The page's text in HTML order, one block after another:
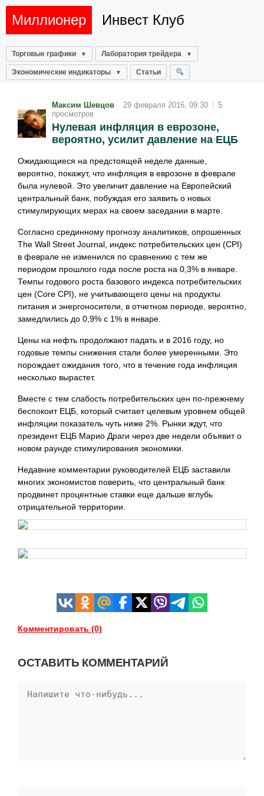
Миллионер Инвест Клуб
Торговые графики Лаборатория трейдера
Экономические индикаторы Статьи
Максим Шевцов 29 февраля 2016, 09:30
5
просмотров
Нулевая инфляция в еврозоне,
вероятно, усилит давление на ЕЦБ
Ожидающиеся на предстоящей неделе данные,
вероятно, покажут, что инфляция в еврозоне в феврале
была нулевой. Это увеличит давление на Европейский
центральный банк, побуждая его заявить о новых
стимулирующих мерах на своем заседании в марте.
Согласно срединному прогнозу аналитиков, опрошенных
The Wall Street Journal, индекс потребительских цен (CPI)
в феврале не изменился по сравнению с тем же
периодом прошлого года после роста на 0,3% в январе.
Темпы годового роста базового индекса потребительских
цен (Core CPI), не учитывающего цены на продукты
питания и энергоносители, в отчетном периоде, вероятно,
замедлились до 0,9% с 1% в январе.
Цены на нефть продолжают падать и в 2016 году, но
годовые темпы снижения стали более умеренными. Это
порождает ожидания того, что в течение года инфляция
несколько вырастет.
Вместе с тем слабость потребительских цен по-прежнему
беспокоит ЕЦБ, который считает целевым уровнем общей
инфляции показатель чуть ниже 2%. Рынки ждут, что
президент ЕЦБ Марио Драги через две недели объявит о
новом раунде стимулирования экономики.
Недавние комментарии руководителей ЕЦБ заставили
многих экономистов поверить, что центральный банк
продвинет процентные ставки еще дальше вглубь
отрицательной территории.
Комментировать (0)
ОСТАВИТЬ КОММЕНТАРИЙ